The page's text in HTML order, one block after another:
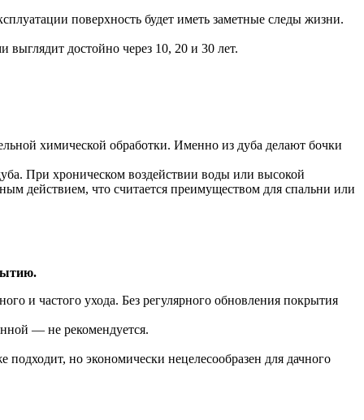
поверхность будет иметь заметные следы жизни.
достойно через 10, 20 и 30 лет.
химической обработки. Именно из дуба делают бочки
При хроническом воздействии воды или высокой
действием, что считается преимуществом для спальни или
и частого ухода. Без регулярного обновления покрытия
— не рекомендуется.
но экономически нецелесообразен для дачного